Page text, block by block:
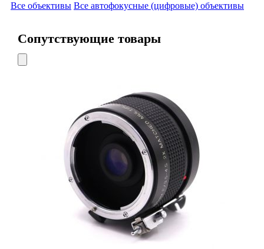
Все объективы Все автофокусные (цифровые) объективы
Сопутствующие товары